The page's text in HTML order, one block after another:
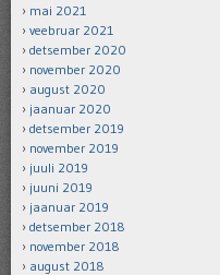
mai 2021
veebruar 2021
detsember 2020
november 2020
august 2020
jaanuar 2020
detsember 2019
november 2019
juuli 2019
juuni 2019
jaanuar 2019
detsember 2018
november 2018
august 2018